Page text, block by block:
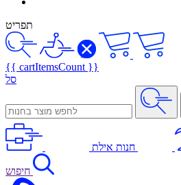
תפריט
{{ cartItemsCount }}
סל
חנות אילת
חיפוש